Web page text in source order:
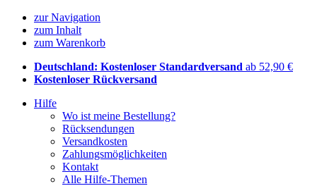
zur Navigation
zum Inhalt
zum Warenkorb
Deutschland: Kostenloser Standardversand ab 52,90 €
Kostenloser Rückversand
Hilfe
Wo ist meine Bestellung?
Rücksendungen
Versandkosten
Zahlungsmöglichkeiten
Kontakt
Alle Hilfe-Themen